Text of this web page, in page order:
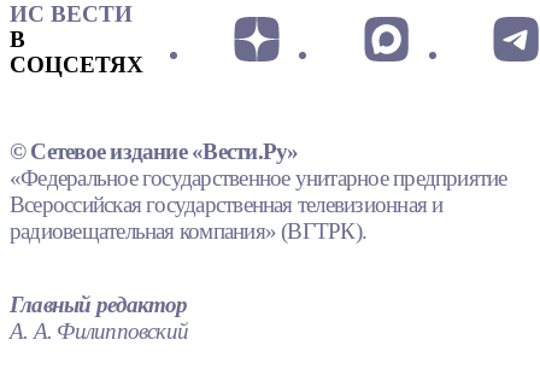
ИС ВЕСТИ
В
СОЦСЕТЯХ
© Сетевое издание «Вести.Ру»
«Федеральное государственное унитарное предприятие
Всероссийская государственная телевизионная и
радиовещательная компания» (ВГТРК).
Главный редактор
А. А. Филипповский